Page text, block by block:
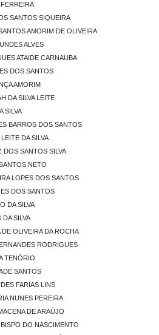
FERREIRA
SANTOS SIQUEIRA
AMORIM DE OLIVEIRA
ALVES
ATAIDE CARNAUBA
DOS SANTOS
AMORIM
DA SILVA LEITE
SILVA
BARROS DOS SANTOS
DA SILVA
DOS SANTOS SILVA
NETO
LOPES DOS SANTOS
DOS SANTOS
DA SILVA
DA SILVA
DE OLIVEIRA DA ROCHA
RODRIGUES
TENÓRIO
SANTOS
FARIAS LINS
NUNES PEREIRA
DE ARAÚJO
DO NASCIMENTO